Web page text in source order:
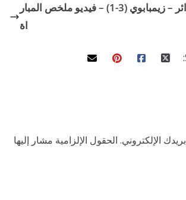
مباراة ودية: الجزائر – زيمبابوي (3-1) – فيديو ملخص المبار
الحقول الإلزامية مشار إليها